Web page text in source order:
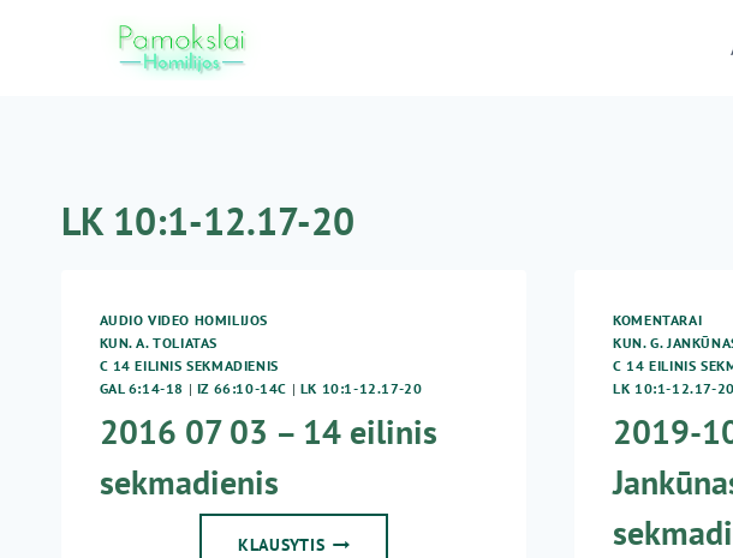
LK 10:1-12.17-20
AUDIO VIDEO HOMILIJOS
KUN. A. TOLIATAS
C 14 EILINIS SEKMADIENIS
GAL 6:14-18 | IZ 66:10-14C | LK 10:1-12.17-20
2016 07 03 – 14 eilinis
sekmadienis
KLAUSYTIS2016
KOMENTARAI
KUN. G.
C 14 EILINIS
LK 10:1-12.17-20
2019-